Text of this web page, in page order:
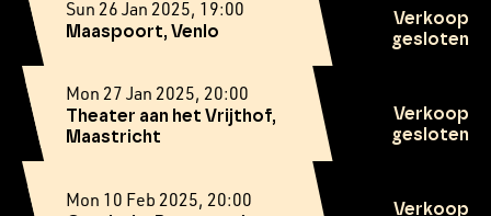
Sun 26 Jan 2025, 19:00
Maaspoort, Venlo
Verkoop
gesloten
Mon 27 Jan 2025, 20:00
Theater aan het Vrijthof,
Maastricht
Verkoop
gesloten
Mon 10 Feb 2025, 20:00
Verkoop